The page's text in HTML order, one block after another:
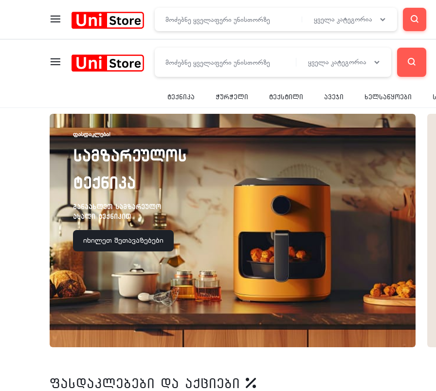
UNISTORE
ყველა კატეგორია
ტექნიკა ჭურჭელი ტექსტილი ავეჯი ხელსაწყოები
ყველა კატეგორია
ᲤᲐᲡᲓᲐᲙᲚᲔᲑᲐ!
სამზარეულოს
ტექნიკა
განაახლეთ სამზარეულო
ახალი ტექნიკით
იხილეთ შეთავაზებები
ფასდაკლებები და აქციები